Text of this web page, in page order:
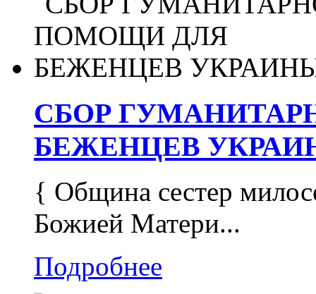
СБОР
БЕЖЕНЦЕВ
{ Община сестер
Божией Матери...
Подробнее